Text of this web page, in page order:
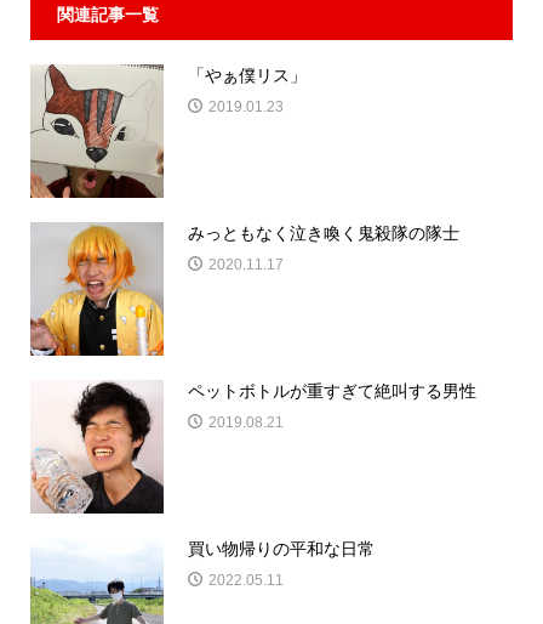
関連記事一覧
「やぁ僕リス」
2019.01.23
みっともなく泣き喚く鬼殺隊の隊士
2020.11.17
ペットボトルが重すぎて絶叫する男性
2019.08.21
買い物帰りの平和な日常
2022.05.11